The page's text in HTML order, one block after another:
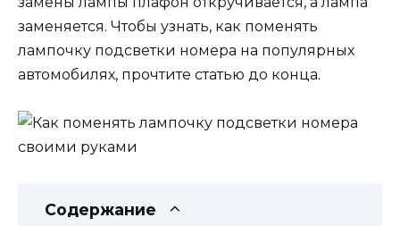
заменяется. Чтобы узнать, как поменять
лампочку подсветки номера на популярных
автомобилях, прочтите статью до конца.
Содержание